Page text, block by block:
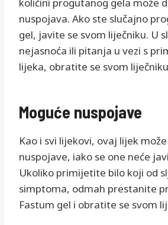
količini progutanog gela može
nuspojava. Ako ste slučajno
gel, javite se svom liječniku. U
nejasnoća ili pitanja u vezi s
lijeka, obratite se svom
Moguće nuspojave
Kao i svi lijekovi, ovaj lijek
nuspojave, iako se one neće
Ukoliko primijetite bilo koji od
simptoma, odmah prestanite
Fastum gel i obratite se svom